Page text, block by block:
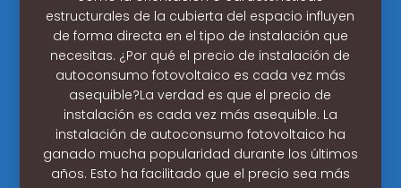
estructurales de la cubierta del espacio influyen
de forma directa en el tipo de instalación que
necesitas. ¿Por qué el precio de instalación de
autoconsumo fotovoltaico es cada vez más
asequible?La verdad es que el precio de
instalación es cada vez más asequible. La
instalación de autoconsumo fotovoltaico ha
ganado mucha popularidad durante los últimos
años. Esto ha facilitado que el precio sea más